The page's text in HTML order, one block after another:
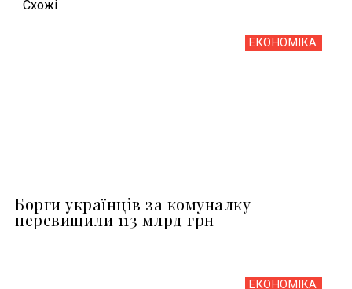
Схожi
ЕКОНОМІКА
Борги українців за комуналку
перевищили 113 млрд грн
ЕКОНОМІКА